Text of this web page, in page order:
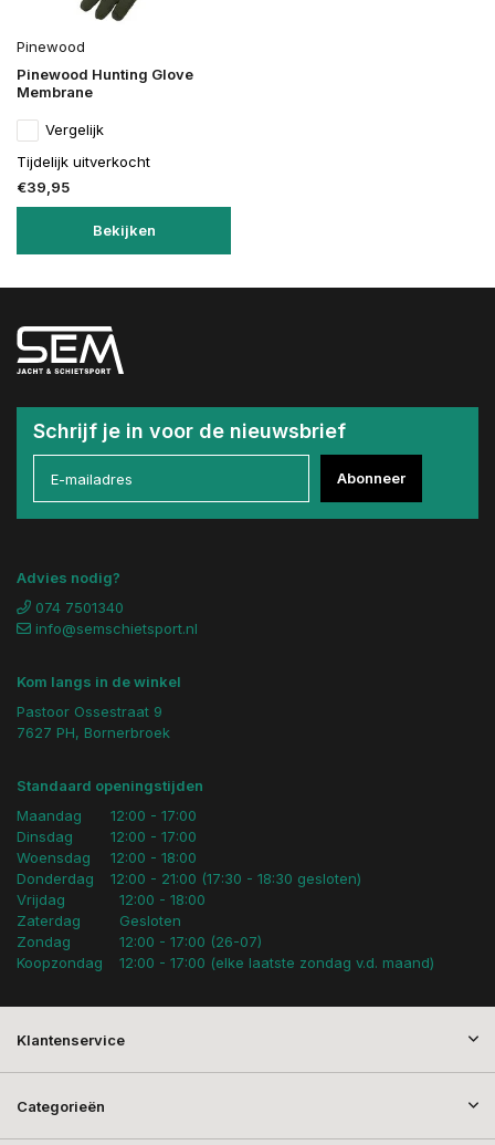
Pinewood
Pinewood Hunting Glove
Membrane
Vergelijk
Tijdelijk uitverkocht
€39,95
Bekijken
Schrijf je in voor de nieuwsbrief
Abonneer
Advies nodig?
074 7501340
info@semschietsport.nl
Kom langs in de winkel
Pastoor Ossestraat 9
7627 PH, Bornerbroek
Standaard openingstijden
Maandag
Dinsdag
Woensdag
Donderdag
12:00 - 17:00
12:00 - 17:00
12:00 - 18:00
12:00 - 21:00 (17:30 - 18:30 gesloten)
Vrijdag
Zaterdag
Zondag
Koopzondag
12:00 - 18:00
Gesloten
12:00 - 17:00 (26-07)
12:00 - 17:00 (elke laatste zondag v.d. maand)
Klantenservice
Categorieën